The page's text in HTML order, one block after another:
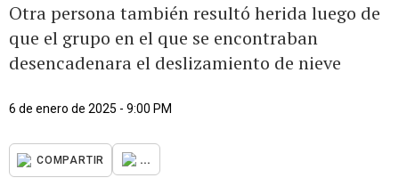
Otra persona también resultó herida luego de
que el grupo en el que se encontraban
desencadenara el deslizamiento de nieve
6 de enero de 2025 - 9:00 PM
COMPARTIR ...